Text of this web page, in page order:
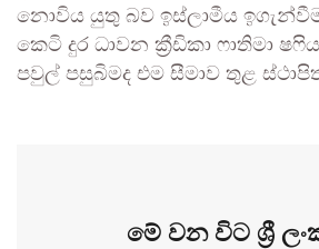
නොවිය යුතු බව ඉස්ලාමීය
කෙටි දුර ධාවන ක්‍රීඩිකා ෆාතිමා
පවුල් පසුබිමද එම සීමාව තුළ
මේ වන විට ශ්‍රී